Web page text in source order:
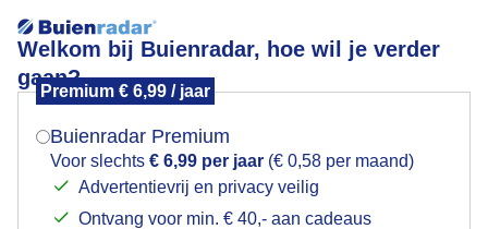
Welkom bij Buienradar, hoe wil je verder
gaan?
Premium € 6,99 / jaar
Buienradar Premium
Voor slechts € 6,99 per jaar (€ 0,58 per maand)
Advertentievrij en privacy veilig
Ontvang voor min. € 40,- aan cadeaus
Onweer hagel en buien in Hoorn
Mogen we je locatie gebruiken voor het
Indien je hier nog geen akkoord op hebt gegeven,